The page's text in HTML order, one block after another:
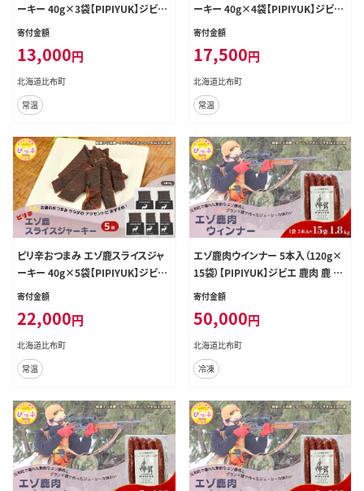
ーキー 40g×3袋【PIPIYUK】ジビエ
鹿肉 鹿 蝦夷鹿 シカ おやつ おつまみ
っぷ 1023-007
寄付金額
13,000円
北海道比布町
常温
ーキー 40g×4袋【PIPIYUK】ジビエ
鹿肉 鹿 蝦夷鹿 シカ おやつ おつまみ
っぷ 1023-008
寄付金額
17,500円
北海道比布町
常温
ピリ辛おつまみ エゾ鹿スライスジャ
ーキー 40g×5袋【PIPIYUK】ジビエ
鹿肉 おやつ おつまみ スパイシー 干
9
寄付金額
22,000円
北海道比布町
常温
エゾ鹿肉ウインナー 5本入（120g×
15袋）【PIPIYUK】ジビエ 鹿肉 鹿 蝦
夷鹿 シカ おやつ おつまみ スパイシ
3-014
寄付金額
50,000円
北海道比布町
冷凍